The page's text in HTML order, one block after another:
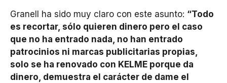
Granell ha sido muy claro con este asunto: “Todo
es recortar, sólo quieren dinero pero el caso
que no ha entrado nada, no han entrado
patrocinios ni marcas publicitarias propias,
solo se ha renovado con KELME porque da
dinero, demuestra el carácter de dame el